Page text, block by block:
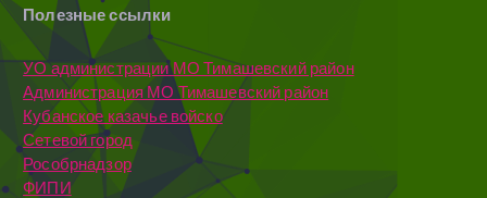
Полезные ссылки
УО администрации МО Тимашевский район
Администрация МО Тимашевский район
Кубанское казачье войско
Сетевой город
Рособрнадзор
ФИПИ